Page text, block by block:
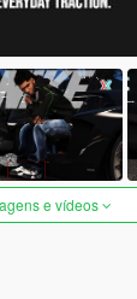
e vídeos